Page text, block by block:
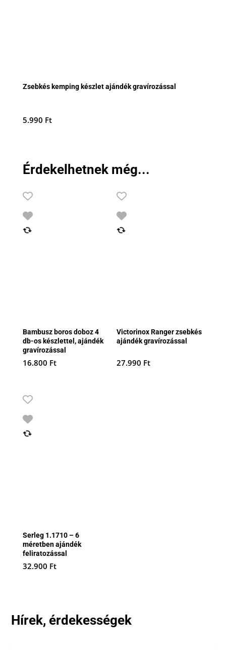
Zsebkés kemping készlet ajándék gravírozással
5.990 Ft
Érdekelhetnek még...
Bambusz boros doboz 4
db-os készlettel, ajándék
gravírozással
16.800 Ft
Victorinox Ranger zsebkés
ajándék gravírozással
27.990 Ft
Serleg 1.1710 – 6
méretben ajándék
feliratozással
32.900 Ft
Hírek, érdekességek